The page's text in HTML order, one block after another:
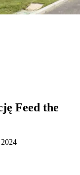
Feed the